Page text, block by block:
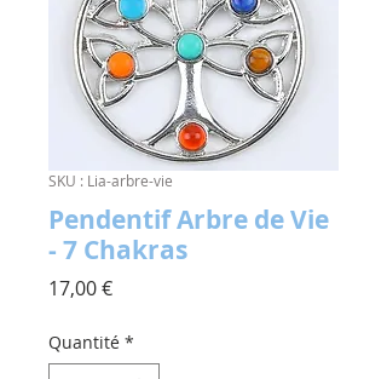
SKU : Lia-arbre-vie
Pendentif Arbre de Vie
- 7 Chakras
17,00 €Prix
Quantité *